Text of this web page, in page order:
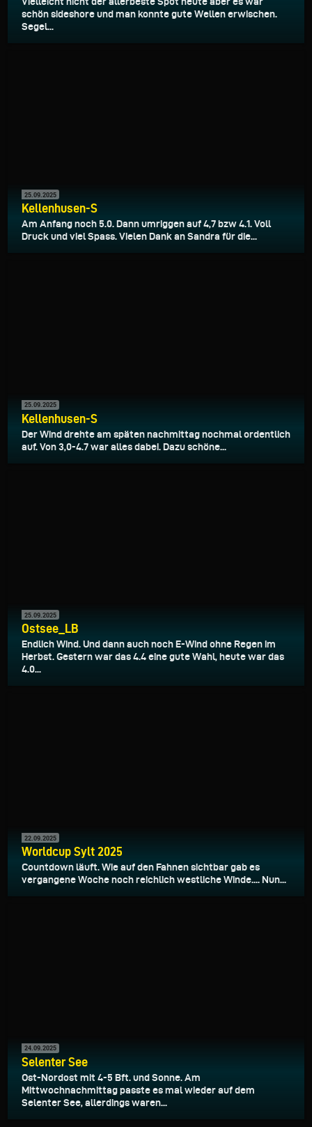
schön sideshore und man konnte gute Wellen erwischen.
Segel...
25.09.2025
Kellenhusen-S
Am Anfang noch 5.0. Dann umriggen auf 4,7 bzw 4.1. Voll
Druck und viel Spass. Vielen Dank an Sandra für die...
25.09.2025
Kellenhusen-S
Der Wind drehte am späten nachmittag nochmal ordentlich
auf. Von 3,0-4.7 war alles dabei. Dazu schöne...
25.09.2025
Ostsee_LB
Endlich Wind. Und dann auch noch E-Wind ohne Regen im
Herbst. Gestern war das 4.4 eine gute Wahl, heute war das
4.0...
22.09.2025
Worldcup Sylt 2025
Countdown läuft. Wie auf den Fahnen sichtbar gab es
vergangene Woche noch reichlich westliche Winde.... Nun...
24.09.2025
Selenter See
Ost-Nordost mit 4-5 Bft. und Sonne. Am
Mittwochnachmittag passte es mal wieder auf dem
Selenter See, allerdings waren...